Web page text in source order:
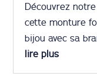
Découvrez
cette monture
bijou avec sa
lire plus